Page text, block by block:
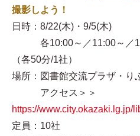
撮影しよう！
日時：8/22(木)・9/5(木)
各10:00～／11:00～／
（各50分/1社）
場所：図書館交流プラザ・
アクセス＞＞
https://www.city.okazaki.lg.jp/
定員：10社